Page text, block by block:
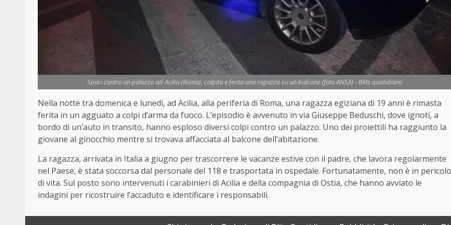
Spari contro un palazzo ad Acilia (Roma), colpita e ferita una ragazza su un balcone (foto ANSA) - Blitz quotidiano
Nella notte tra domenica e lunedì, ad Acilia, alla periferia di Roma, una ragazza egiziana di 19 anni è rimasta
ferita in un agguato a colpi d’arma da fuoco. L’episodio è avvenuto in via Giuseppe Beduschi, dove ignoti, a
bordo di un’auto in transito, hanno esploso diversi colpi contro un palazzo. Uno dei proiettili ha raggiunto la
giovane al ginocchio mentre si trovava affacciata al balcone dell’abitazione.
La ragazza, arrivata in Italia a giugno per trascorrere le vacanze estive con il padre, che lavora regolarmente
nel Paese, è stata soccorsa dal personale del 118 e trasportata in ospedale. Fortunatamente, non è in pericolo
di vita. Sul posto sono intervenuti i carabinieri di Acilia e della compagnia di Ostia, che hanno avviato le
indagini per ricostruire l’accaduto e identificare i responsabili.